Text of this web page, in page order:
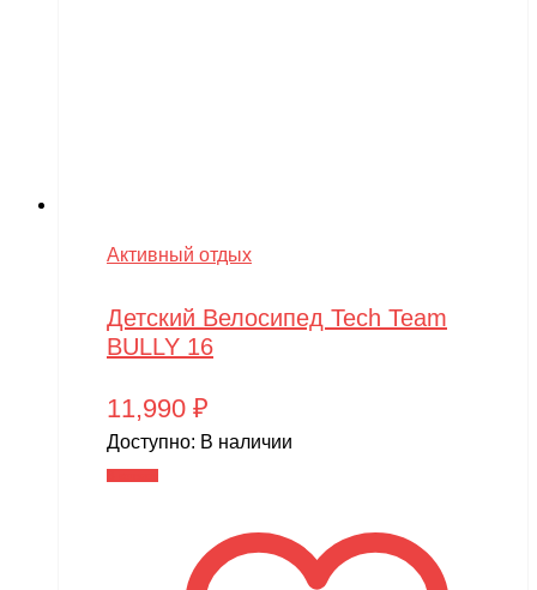
Активный отдых
Детский Велосипед Tech Team
BULLY 16
11,990 ₽
Доступно: В наличии